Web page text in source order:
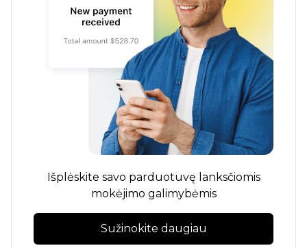
Išplėskite savo parduotuvę lanksčiomis
mokėjimo galimybėmis
Sužinokite daugiau